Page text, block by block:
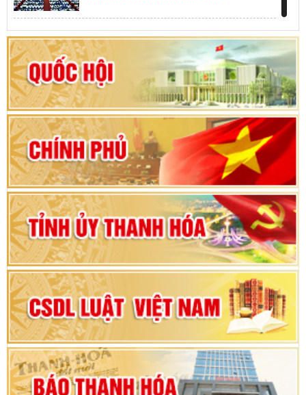
Khai mạc kỳ họp thứ Nhất, Quốc hội khóa XVI
Hướng dẫn quy trình bỏ phiếu bầu cử ĐBQH
khoá XVI và đại biểu HĐND các cấp nhiệm kỳ
2026-2031
80 năm Quốc hội Việt Nam: vì lợi ích Nhân dân,
vì sự phát triển của đất nước
Bộ Chính trị duyệt nội dung Đại hội đại biểu
Đảng bộ tỉnh Thanh Hóa lần thứ XX, nhiệm kỳ
2025 - 2030
Đại hội đại biểu Đảng bộ xã Yên Thọ lần thứ I,
nhiệm kỳ 2025 – 2030
Đại hội Đảng bộ xã Yên Ninh lần thứ nhất,
nhiệm kỳ 2025 - 2030
Khai mạc Kỳ họp bất thường lần thứ 9, Quốc
hội khóa XV